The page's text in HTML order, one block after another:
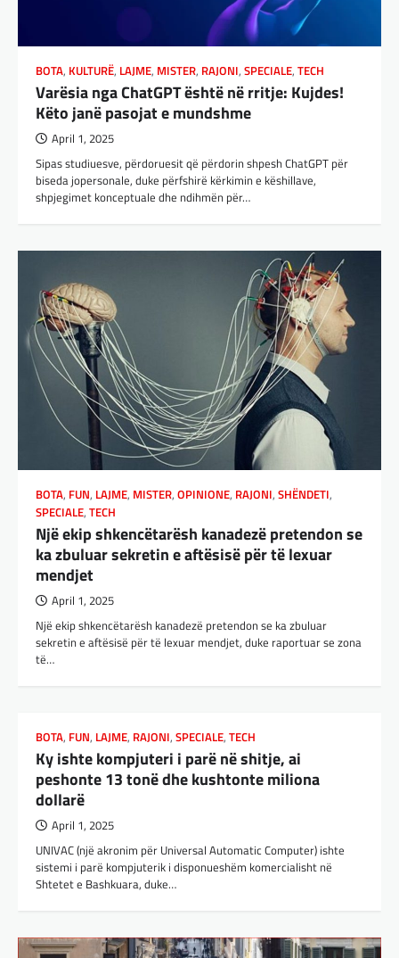
BOTA, KULTURË, LAJME, MISTER, RAJONI, SPECIALE, TECH
Varësia nga ChatGPT është në rritje: Kujdes!
Këto janë pasojat e mundshme
April 1, 2025
Sipas studiuesve, përdoruesit që përdorin shpesh ChatGPT për
biseda jopersonale, duke përfshirë kërkimin e këshillave,
shpjegimet konceptuale dhe ndihmën për…
BOTA, FUN, LAJME, MISTER, OPINIONE, RAJONI, SHËNDETI,
SPECIALE, TECH
Një ekip shkencëtarësh kanadezë pretendon se
ka zbuluar sekretin e aftësisë për të lexuar
mendjet
April 1, 2025
Një ekip shkencëtarësh kanadezë pretendon se ka zbuluar
sekretin e aftësisë për të lexuar mendjet, duke raportuar se zona
të…
BOTA, FUN, LAJME, RAJONI, SPECIALE, TECH
Ky ishte kompjuteri i parë në shitje, ai
peshonte 13 tonë dhe kushtonte miliona
dollarë
April 1, 2025
UNIVAC (një akronim për Universal Automatic Computer) ishte
sistemi i parë kompjuterik i disponueshëm komercialisht në
Shtetet e Bashkuara, duke…